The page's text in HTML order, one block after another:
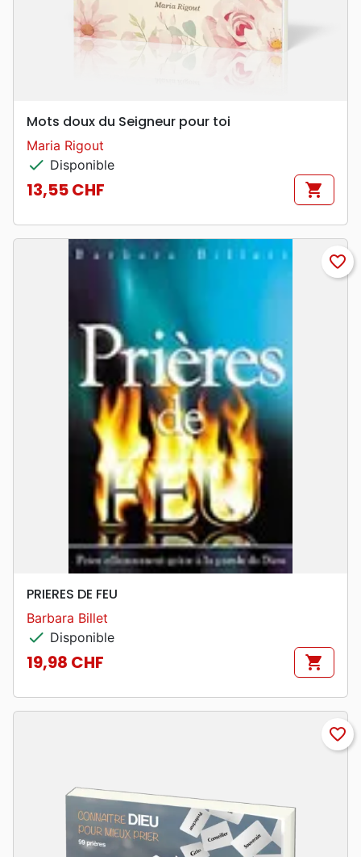
Mots doux du Seigneur pour toi
Maria Rigout
check Disponible
Prix
13,55 CHF shopping_cart
favorite_border
PRIERES DE FEU
Barbara Billet
check Disponible
Prix
19,98 CHF shopping_cart
favorite_border